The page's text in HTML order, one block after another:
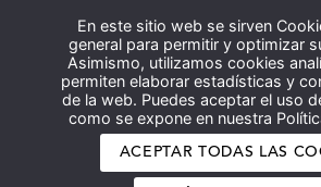
En este sitio web se sirven
general para permitir y optimizar
Asimismo, utilizamos cookies
permiten elaborar estadísticas y
de la web. Puedes aceptar el uso
como se expone en nuestra
ACEPTAR TODAS LAS